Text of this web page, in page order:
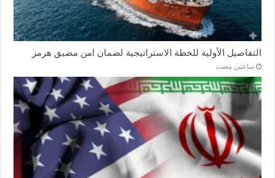
التفاصيل الأولية للخطة الاستراتيجية لضمان امن مضيق هرمز
‏ساعتين مضت